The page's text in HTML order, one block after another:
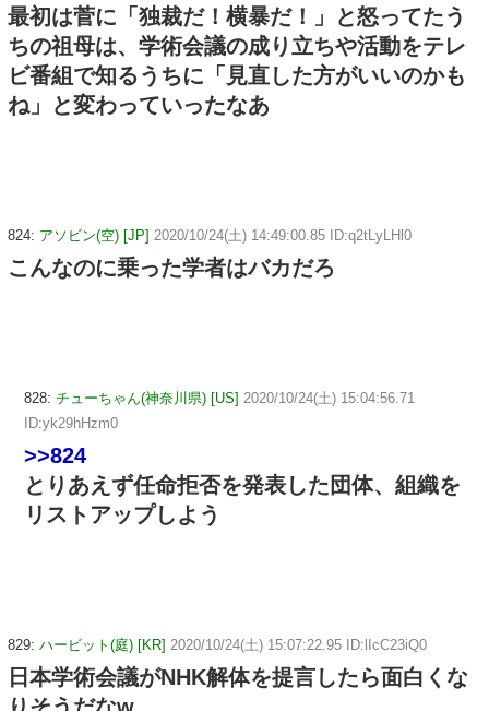
最初は菅に「独裁だ！横暴だ！」と怒ってたう
ちの祖母は、学術会議の成り立ちや活動をテレ
ビ番組で知るうちに「見直した方がいいのかも
ね」と変わっていったなあ
824: アソビン(空) [JP] 2020/10/24(土) 14:49:00.85 ID:q2tLyLHl0
こんなのに乗った学者はバカだろ
828: チューちゃん(神奈川県) [US] 2020/10/24(土) 15:04:56.71
ID:yk29hHzm0
>>824
とりあえず任命拒否を発表した団体、組織を
リストアップしよう
829: ハービット(庭) [KR] 2020/10/24(土) 15:07:22.95 ID:lIcC23iQ0
日本学術会議がNHK解体を提言したら面白くな
りそうだなw